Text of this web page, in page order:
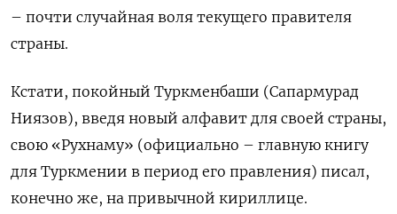
– почти случайная воля текущего правителя
страны.
Кстати, покойный Туркменбаши (Сапармурад
Ниязов), введя новый алфавит для своей страны,
свою «Рухнаму» (официально – главную книгу
для Туркмении в период его правления) писал,
конечно же, на привычной кириллице.